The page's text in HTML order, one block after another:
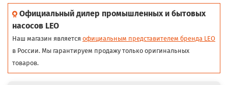
Официальный дилер промышленных и бытовых
насосов LEO
Наш магазин является официальным представителем бренда LEO
в России. Мы гарантируем продажу только оригинальных
товаров.